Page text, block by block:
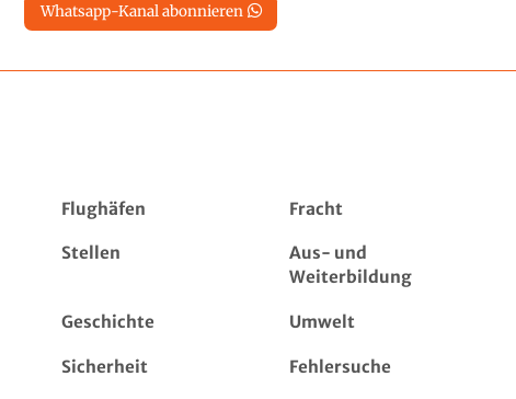
Whatsapp-Kanal abonnieren
Flughäfen Fracht
Stellen
Aus- und
Weiterbildung
Geschichte Umwelt
Sicherheit Fehlersuche